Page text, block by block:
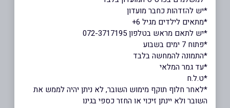
*יש להזדהות כחבר מועדון
*מתאים לילדים מגיל 6+
*יש לתאם מראש בטלפון 072-3717195
*פתוח 7 ימים בשבוע
*התמונה להמחשה בלבד
*עד גמר המלאי
*ט.ל.ח
*לאחר חלוף תוקף מימוש השובר, לא ניתן יהיה לממש את
השובר ולא יינתן זיכוי או החזר כספי בגינו